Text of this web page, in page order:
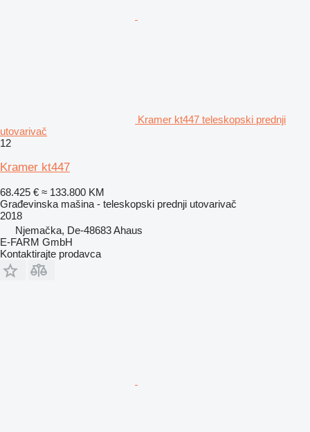
Kramer kt447 teleskopski prednji
utovarivač
12
Kramer kt447
68.425 € ≈ 133.800 KM
Građevinska mašina - teleskopski prednji utovarivač
2018
Njemačka, De-48683 Ahaus
E-FARM GmbH
Kontaktirajte prodavca